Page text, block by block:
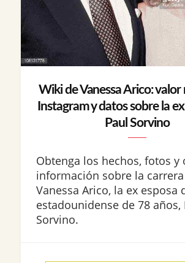
Wiki de Vanessa Arico:
Instagram y datos sobre la
Paul Sorvino
Obtenga los hechos, fotos y
información sobre la
Vanessa Arico, la ex esposa
estadounidense de 78 años,
Sorvino.